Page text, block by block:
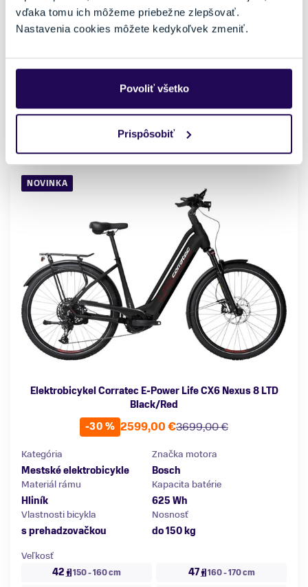
vďaka tomu ich môžeme priebežne zlepšovať.
Nastavenia cookies môžete kedykoľvek zmeniť.
Povoliť všetko
Prispôsobiť
elektrobicykle
Materiál rámu
Hliník
Kapacita batérie
500 Wh
s prehadzovačkou
do 150 kg
M
165 - 191 cm
Externý sklad: 2 až 5 pracovných dní
NOVINKA
Elektrobicykel Corratec E-Power Life CX6 Nexus 8 LTD
Black/Red
-30 %
3699,00 €
2599,00 €
Kategória
Mestské elektrobicykle
Značka motora
Bosch
Materiál rámu
Hliník
Kapacita batérie
625 Wh
Vlastnosti bicykla
s prehadzovačkou
Nosnosť
do 150 kg
Veľkosť
42
150 - 160 cm 47 160 - 170 cm